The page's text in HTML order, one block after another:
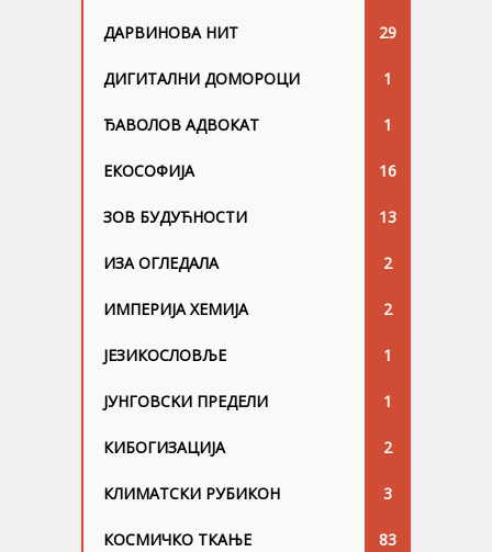
ДАРВИНОВА НИТ 29
ДИГИТАЛНИ ДОМОРОЦИ 1
ЂАВОЛОВ АДВОКАТ 1
ЕКОСОФИЈА 16
ЗОВ БУДУЋНОСТИ 13
ИЗА ОГЛЕДАЛА 2
ИМПЕРИЈА ХЕМИЈА 2
ЈЕЗИКОСЛОВЉЕ 1
ЈУНГОВСKИ ПРЕДЕЛИ 1
КИБОГИЗАЦИЈА 2
КЛИМАТСКИ РУБИКОН 3
КОСМИЧКО ТКАЊЕ 83